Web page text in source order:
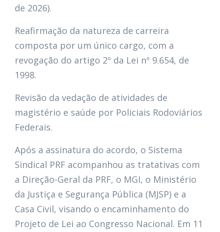
de 2026).
Reafirmação da natureza de carreira
composta por um único cargo, com a
revogação do artigo 2º da Lei nº 9.654, de
1998.
Revisão da vedação de atividades de
magistério e saúde por Policiais Rodoviários
Federais.
Após a assinatura do acordo, o Sistema
Sindical PRF acompanhou as tratativas com
a Direção-Geral da PRF, o MGI, o Ministério
da Justiça e Segurança Pública (MJSP) e a
Casa Civil, visando o encaminhamento do
Projeto de Lei ao Congresso Nacional. Em 11